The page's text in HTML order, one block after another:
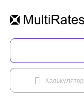
Калькулятор